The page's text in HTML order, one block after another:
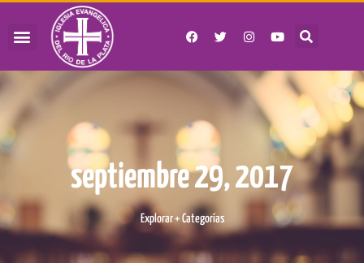
septiembre 29, 2017
Explorar + Categorías